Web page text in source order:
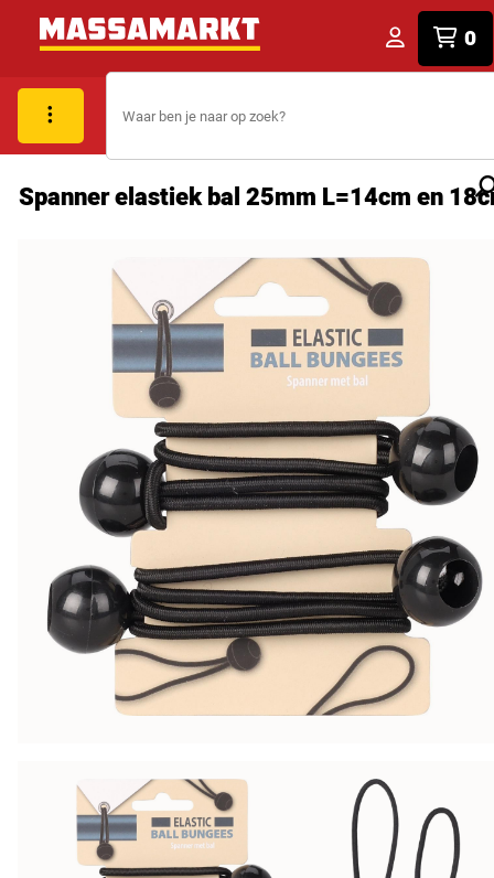
0
Spanner elastiek bal 25mm L=14cm en